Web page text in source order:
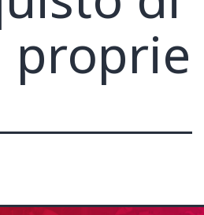
proprie